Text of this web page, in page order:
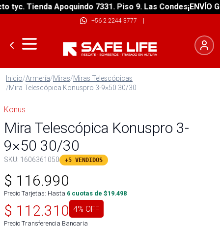
Tienda Apoquindo 7331. Piso 9. Las Condes¡ENVÍO
+56 2 2244 3777 |
Inicio/Armería/Miras/Miras Telescópicas
/Mira Telescópica Konuspro 3-9×50 30/30
Konus
Mira Telescópica Konuspro 3-
9×50 30/30
SKU: 1606361050 +5 VENDIDOS
$ 116.990
Precio Tarjetas: Hasta 6 cuotas de $19.498
$ 112.310 4% OFF
Precio Transferencia Bancaria